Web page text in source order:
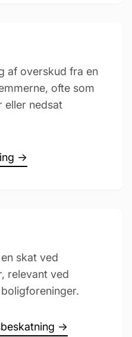
af overskud fra en
ofte som
eller nedsat
→
skat ved
relevant ved
→